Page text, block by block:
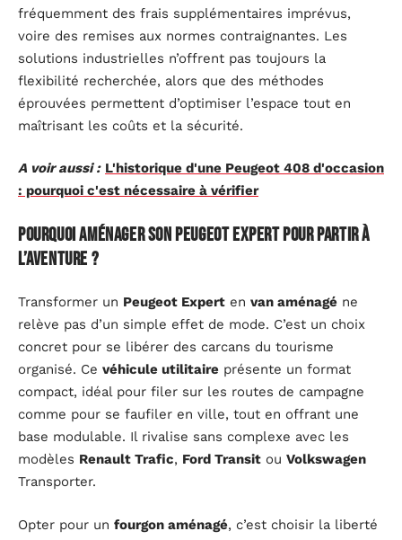
fréquemment des frais supplémentaires imprévus,
voire des remises aux normes contraignantes. Les
solutions industrielles n’offrent pas toujours la
flexibilité recherchée, alors que des méthodes
éprouvées permettent d’optimiser l’espace tout en
maîtrisant les coûts et la sécurité.
A voir aussi : L'historique d'une Peugeot 408 d'occasion
: pourquoi c'est nécessaire à vérifier
Pourquoi aménager son Peugeot Expert pour partir à
l’aventure ?
Transformer un Peugeot Expert en van aménagé ne
relève pas d’un simple effet de mode. C’est un choix
concret pour se libérer des carcans du tourisme
organisé. Ce véhicule utilitaire présente un format
compact, idéal pour filer sur les routes de campagne
comme pour se faufiler en ville, tout en offrant une
base modulable. Il rivalise sans complexe avec les
modèles Renault Trafic, Ford Transit ou Volkswagen
Transporter.
Opter pour un fourgon aménagé, c’est choisir la liberté